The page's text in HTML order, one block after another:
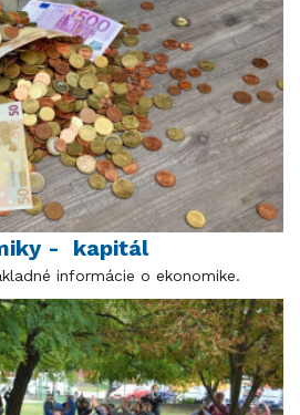
- kapitál
informácie o ekonomike.